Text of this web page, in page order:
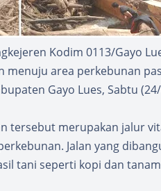
Kodim 0113/Gayo
menuju area perkebunan
Gayo Lues, Sabtu
tersebut merupakan jalur
Jalan yang
tani seperti kopi dan